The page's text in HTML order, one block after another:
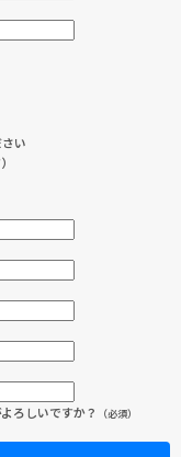
い
ろしいですか？ （必須）